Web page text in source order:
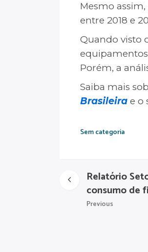
Mesmo
entre 2018 e
Quando visto
equipamentos
Porém, a
Saiba mais
Brasileira e o
Sem categoria
Relatório
consumo de
Previous